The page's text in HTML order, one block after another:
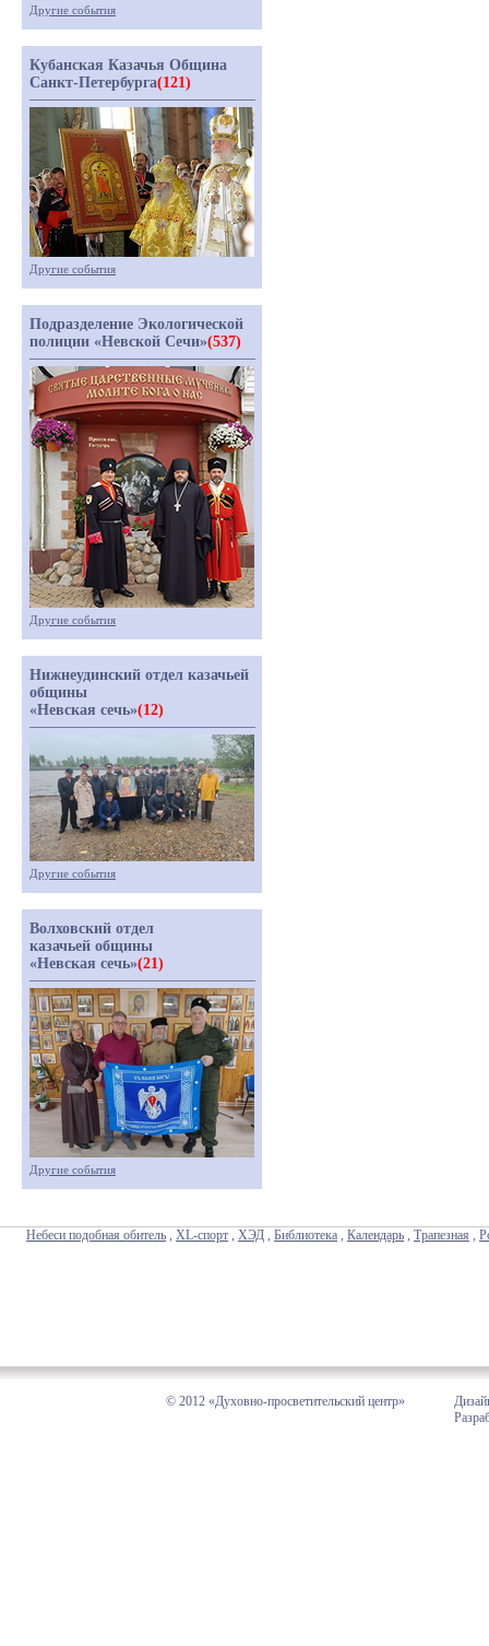
Другие события
Кубанская Казачья Община
Санкт-Петербурга(121)
Другие события
Подразделение Экологической
полиции «Невской Сечи»(537)
Другие события
Нижнеудинский отдел казачьей
общины
«Невская сечь»(12)
Другие события
Волховский отдел
казачьей общины
«Невская сечь»(21)
Другие события
Небеси подобная обитель , XL-спорт , ХЭД , Библиотека , Календарь , Трапезная ,
© 2012 «Духовно-просветительский центр»